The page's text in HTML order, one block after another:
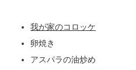
我が家のコロッケ
卵焼き
アスパラの油炒め